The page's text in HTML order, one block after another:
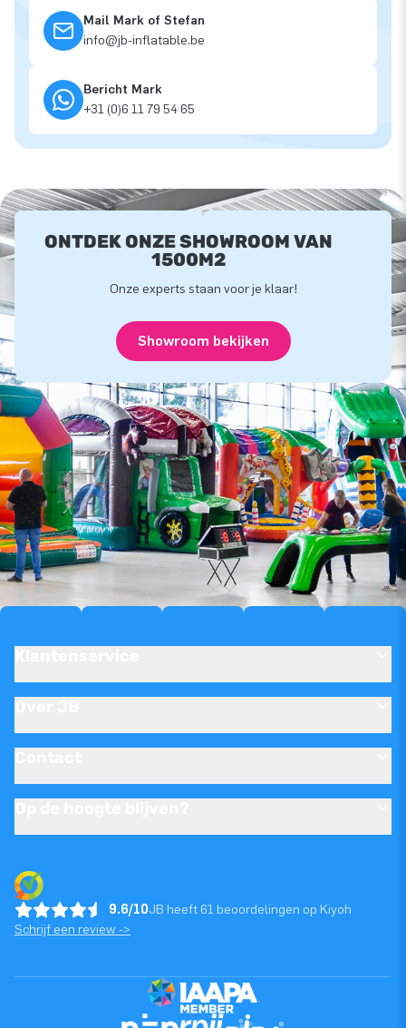
Mail Mark of Stefan
info@jb-inflatable.be
Bericht Mark
+31 (0)6 11 79 54 65
ONTDEK ONZE SHOWROOM VAN
1500M2
Onze experts staan voor je klaar!
Showroom bekijken
9.6/10JB heeft 61 beoordelingen op Kiyoh
Schrijf een review ->